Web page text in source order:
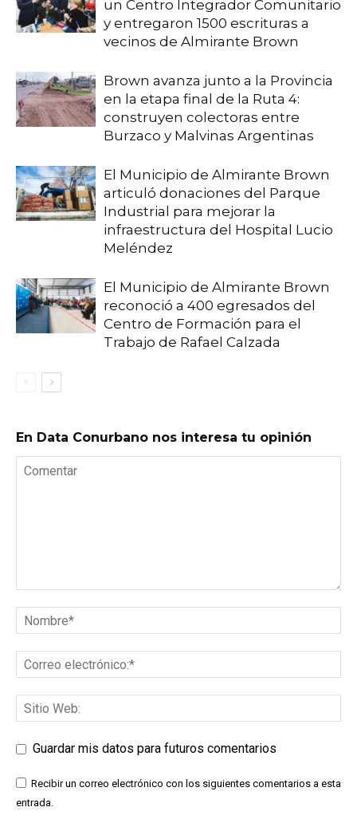
un Centro Integrador Comunitario
y entregaron 1500 escrituras a
vecinos de Almirante Brown
Brown avanza junto a la Provincia
en la etapa final de la Ruta 4:
construyen colectoras entre
Burzaco y Malvinas Argentinas
El Municipio de Almirante Brown
articuló donaciones del Parque
Industrial para mejorar la
infraestructura del Hospital Lucio
Meléndez
El Municipio de Almirante Brown
reconoció a 400 egresados del
Centro de Formación para el
Trabajo de Rafael Calzada
En Data Conurbano nos interesa tu opinión
Guardar mis datos para futuros comentarios
Recibir un correo electrónico con los siguientes comentarios a esta
entrada.